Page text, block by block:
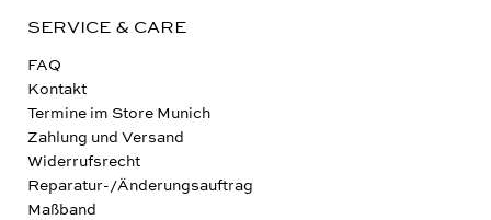
SERVICE & CARE
FAQ
Kontakt
Termine im Store Munich
Zahlung und Versand
Widerrufsrecht
Reparatur-/Änderungsauftrag